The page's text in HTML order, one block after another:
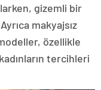
gizemli bir
makyajsız
özellikle
tercihleri